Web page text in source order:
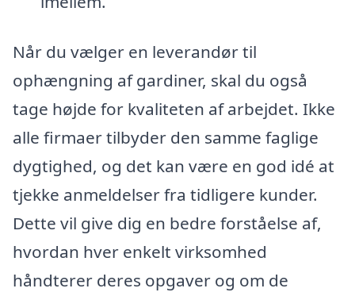
Når du vælger en leverandør til
ophængning af gardiner, skal du også
tage højde for kvaliteten af arbejdet. Ikke
alle firmaer tilbyder den samme faglige
dygtighed, og det kan være en god idé at
tjekke anmeldelser fra tidligere kunder.
Dette vil give dig en bedre forståelse af,
hvordan hver enkelt virksomhed
håndterer deres opgaver og om de